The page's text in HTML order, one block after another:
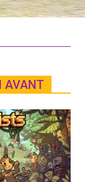
AVANT